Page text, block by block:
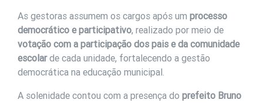
As gestoras assumem os cargos após um processo
democrático e participativo, realizado por meio de
votação com a participação dos pais e da comunidade
escolarde cada unidade, fortalecendo a gestão
democrática na educação municipal.
A solenidade contou com a presença do prefeito Bruno